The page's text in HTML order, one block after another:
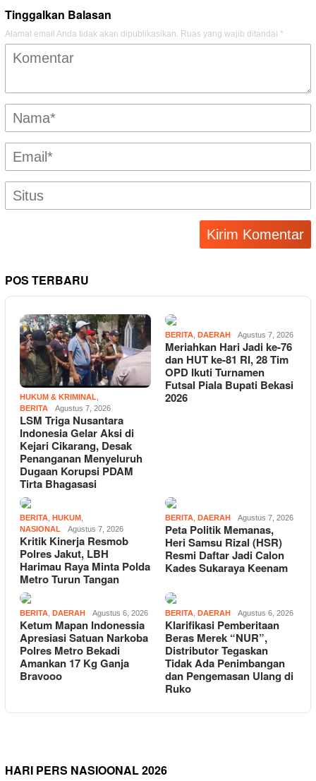
Tinggalkan Balasan
Alamat email Anda tidak akan dipublikasikan. Ruas yang wajib ditandai *
POS TERBARU
HUKUM & KRIMINAL
BERITA
Agustus 7, 2026
LSM Triga Nusantara
Indonesia Gelar Aksi di
Kejari Cikarang, Desak
Penanganan Menyeluruh
Dugaan Korupsi PDAM
Tirta Bhagasasi
BERITA DAERAH Agustus 7, 2026
Meriahkan Hari Jadi ke-76
dan HUT ke-81 RI, 28 Tim
OPD Ikuti Turnamen
Futsal Piala Bupati Bekasi
2026
BERITA HUKUM
NASIONAL
Agustus 7, 2026
Kritik Kinerja Resmob
Polres Jakut, LBH
Harimau Raya Minta Polda
Metro Turun Tangan
BERITA DAERAH Agustus 7, 2026
Peta Politik Memanas,
Heri Samsu Rizal (HSR)
Resmi Daftar Jadi Calon
Kades Sukaraya Keenam
BERITA DAERAH Agustus 6, 2026
Ketum Mapan Indonessia
Apresiasi Satuan Narkoba
Polres Metro Bekadi
Amankan 17 Kg Ganja
Bravooo
BERITA DAERAH Agustus 6, 2026
Klarifikasi Pemberitaan
Beras Merek “NUR”,
Distributor Tegaskan
Tidak Ada Penimbangan
dan Pengemasan Ulang di
Ruko
HARI PERS NASIOONAL 2026